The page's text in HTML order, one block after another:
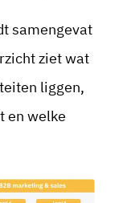
samengevat
ziet wat
liggen,
en welke